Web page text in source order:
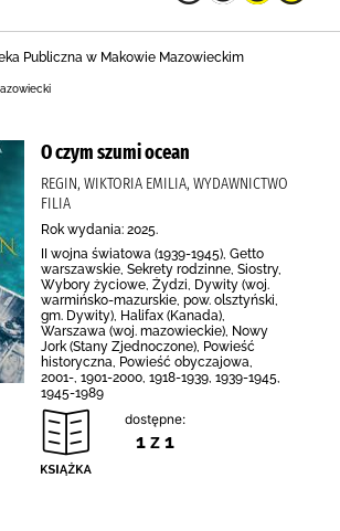
Publiczna w Makowie Mazowieckim
O czym szumi ocean
REGIN, WIKTORIA EMILIA, WYDAWNICTWO
FILIA
Rok wydania: 2025.
II wojna światowa (1939-1945), Getto
warszawskie, Sekrety rodzinne, Siostry,
Wybory życiowe, Żydzi, Dywity (woj.
warmińsko-mazurskie, pow. olsztyński,
gm. Dywity), Halifax (Kanada),
Warszawa (woj. mazowieckie), Nowy
Jork (Stany Zjednoczone), Powieść
historyczna, Powieść obyczajowa,
2001-, 1901-2000, 1918-1939, 1939-1945,
1945-1989
dostępne:
1 z 1